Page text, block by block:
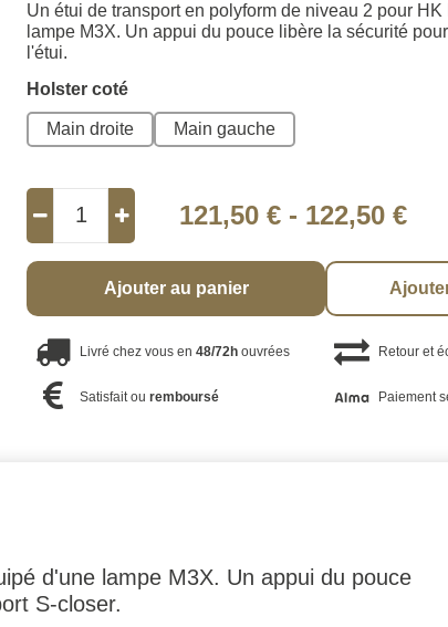
Un étui de transport en polyform de niveau 2 pour
lampe M3X. Un appui du pouce libère la sécurité
l'étui.
Holster coté
Main droite Main gauche
121,50 € - 122,50 €
Ajouter au panier
Livré chez vous en48/72h ouvrées Retour et
Satisfait ouremboursé Paiement
d'une lampe M3X. Un appui du pouce
S-closer.